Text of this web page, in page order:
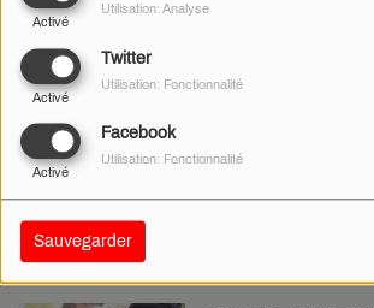
Activé
Utilisation: Analyse
Twitter
Activé
Utilisation: Fonctionnalité
Facebook
Activé
Utilisation: Fonctionnalité
Sauvegarder
PERTURBATIONS
UN VOYAGE À